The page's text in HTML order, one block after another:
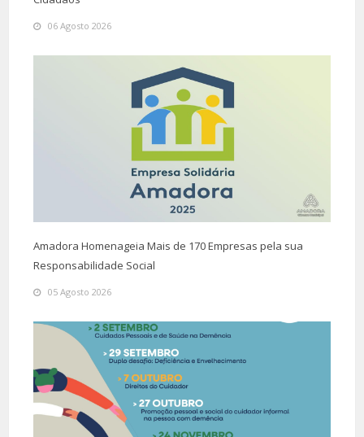
06 Agosto 2026
Amadora Homenageia Mais de 170 Empresas pela sua
Responsabilidade Social
05 Agosto 2026